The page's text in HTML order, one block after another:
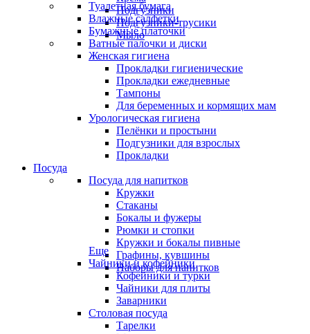
Подгузники
Подгузники-трусики
Мыло
Туалетная бумага
Влажные салфетки
Бумажные платочки
Ватные палочки и диски
Женская гигиена
Прокладки гигиенические
Прокладки ежедневные
Тампоны
Для беременных и кормящих мам
Урологическая гигиена
Пелёнки и простыни
Подгузники для взрослых
Прокладки
Посуда
Посуда для напитков
Кружки
Стаканы
Бокалы и фужеры
Рюмки и стопки
Кружки и бокалы пивные
Графины, кувшины
Наборы для напитков
Еще
Чайники и кофейники
Кофейники и турки
Чайники для плиты
Заварники
Столовая посуда
Тарелки